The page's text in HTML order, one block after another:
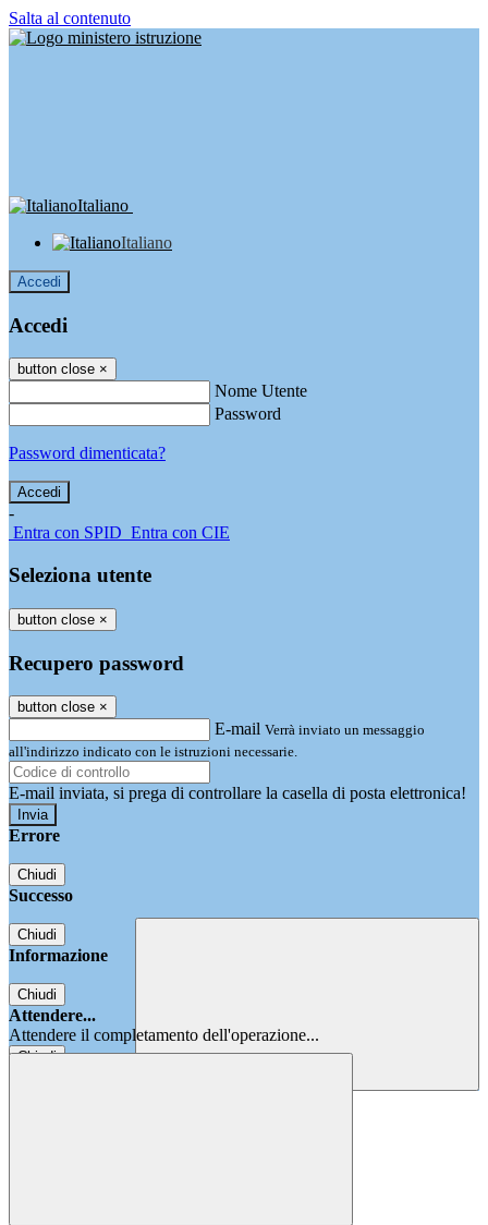
Salta al contenuto
Italiano
Italiano
Accedi
Accedi
button close ×
Nome Utente
Password
Password dimenticata?
-
Entra con SPID Entra con CIE
Seleziona utente
button close ×
Recupero password
button close ×
E-mail Verrà inviato un messaggio
all'indirizzo indicato con le istruzioni necessarie.
E-mail inviata, si prega di controllare la casella di posta elettronica!
Errore
Chiudi
Successo
Chiudi
Informazione
Chiudi
Attendere...
Attendere il completamento dell'operazione...
Chiudi